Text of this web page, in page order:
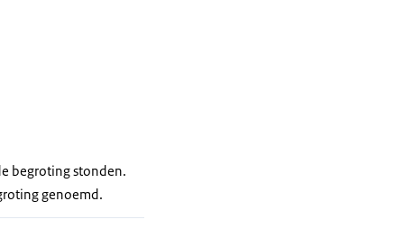
begroting stonden.
genoemd.